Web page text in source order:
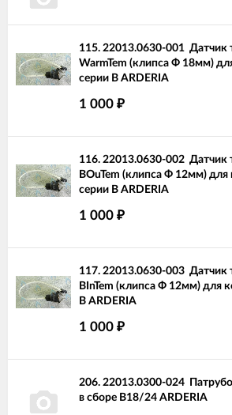
115. 22013.0630-001 Датчик
WarmTem (клипса Ф 18мм)
серии В ARDERIA
1 000 ₽
116. 22013.0630-002 Датчик
BOuTem (клипса Ф 12мм) для
серии В ARDERIA
1 000 ₽
117. 22013.0630-003 Датчик
BInTem (клипса Ф 12мм) для
В ARDERIA
1 000 ₽
206. 22013.0300-024
в сборе B18/24 ARDERIA